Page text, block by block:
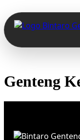
Skip
to
content
Genteng